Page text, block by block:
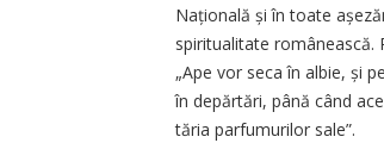
Națională și în toate
spiritualitate românească.
„Ape vor seca în albie, și
în depărtări, până când
tăria parfumurilor sale”.